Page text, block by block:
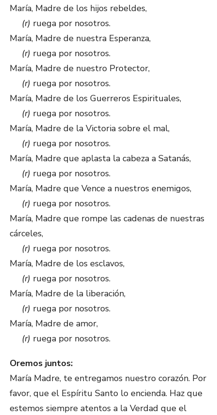
María, Madre de los hijos rebeldes,
(r) ruega por nosotros.
María, Madre de nuestra Esperanza,
(r) ruega por nosotros.
María, Madre de nuestro Protector,
(r) ruega por nosotros.
María, Madre de los Guerreros Espirituales,
(r) ruega por nosotros.
María, Madre de la Victoria sobre el mal,
(r) ruega por nosotros.
María, Madre que aplasta la cabeza a Satanás,
(r) ruega por nosotros.
María, Madre que Vence a nuestros enemigos,
(r) ruega por nosotros.
María, Madre que rompe las cadenas de nuestras
cárceles,
(r) ruega por nosotros.
María, Madre de los esclavos,
(r) ruega por nosotros.
María, Madre de la liberación,
(r) ruega por nosotros.
María, Madre de amor,
(r) ruega por nosotros.
Oremos juntos:
María Madre, te entregamos nuestro corazón. Por
favor, que el Espíritu Santo lo encienda. Haz que
estemos siempre atentos a la Verdad que el